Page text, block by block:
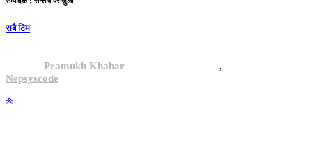
सबै टिम
Pramukh Khabar, All rights reserved. ,
Nepsyscode